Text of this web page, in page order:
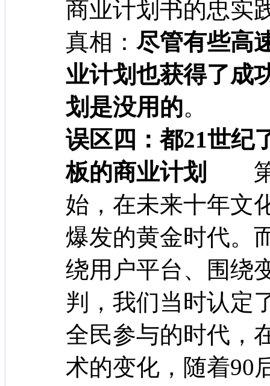
商业计划书的忠实
真相： 尽管有些高
业计划也获得了成
划是没用的。
误区四：都21世纪
板的商业计划
第
始，在未来十年文
爆发的黄金时代。
绕用户平台、围绕
判，我们当时认定
全民参与的时代，
术的变化，随着90